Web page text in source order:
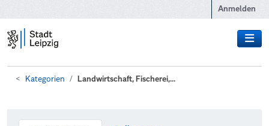
Anmelden
Kategorien Landwirtschaft, Fischerei,...